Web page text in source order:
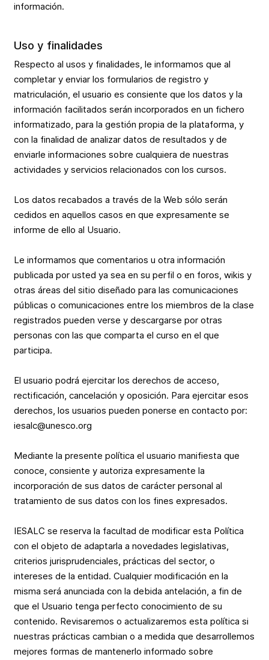
información.
Uso y finalidades
Respecto al usos y finalidades, le informamos que al
completar y enviar los formularios de registro y
matriculación, el usuario es consiente que los datos y la
información facilitados serán incorporados en un fichero
informatizado, para la gestión propia de la plataforma, y
con la finalidad de analizar datos de resultados y de
enviarle informaciones sobre cualquiera de nuestras
actividades y servicios relacionados con los cursos.
Los datos recabados a través de la Web sólo serán
cedidos en aquellos casos en que expresamente se
informe de ello al Usuario.
Le informamos que comentarios u otra información
publicada por usted ya sea en su perfil o en foros, wikis y
otras áreas del sitio diseñado para las comunicaciones
públicas o comunicaciones entre los miembros de la clase
registrados pueden verse y descargarse por otras
personas con las que comparta el curso en el que
participa.
El usuario podrá ejercitar los derechos de acceso,
rectificación, cancelación y oposición. Para ejercitar esos
derechos, los usuarios pueden ponerse en contacto por:
iesalc@unesco.org
Mediante la presente política el usuario manifiesta que
conoce, consiente y autoriza expresamente la
incorporación de sus datos de carácter personal al
tratamiento de sus datos con los fines expresados.
IESALC se reserva la facultad de modificar esta Política
con el objeto de adaptarla a novedades legislativas,
criterios jurisprudenciales, prácticas del sector, o
intereses de la entidad. Cualquier modificación en la
misma será anunciada con la debida antelación, a fin de
que el Usuario tenga perfecto conocimiento de su
contenido. Revisaremos o actualizaremos esta política si
nuestras prácticas cambian o a medida que desarrollemos
mejores formas de mantenerlo informado sobre